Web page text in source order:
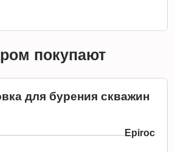
покупают
для бурения скважин
Epiroc